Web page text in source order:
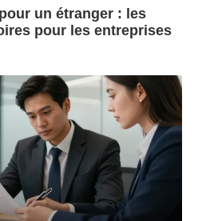
un étranger : les
pour les entreprises